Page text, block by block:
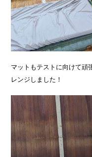
マットもテストに向けて頑
レンジしました！